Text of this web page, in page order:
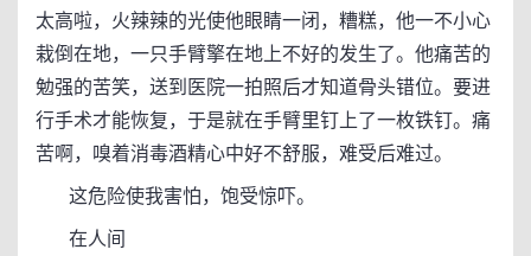
太高啦，火辣辣的光使他眼睛一闭，糟糕，他一不小心
栽倒在地，一只手臂擎在地上不好的发生了。他痛苦的
勉强的苦笑，送到医院一拍照后才知道骨头错位。要进
行手术才能恢复，于是就在手臂里钉上了一枚铁钉。痛
苦啊，嗅着消毒酒精心中好不舒服，难受后难过。
这危险使我害怕，饱受惊吓。
在人间